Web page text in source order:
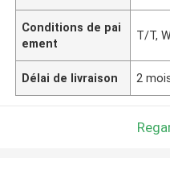
Conditions de pai
ement
T/T,
Délai de livraison 2